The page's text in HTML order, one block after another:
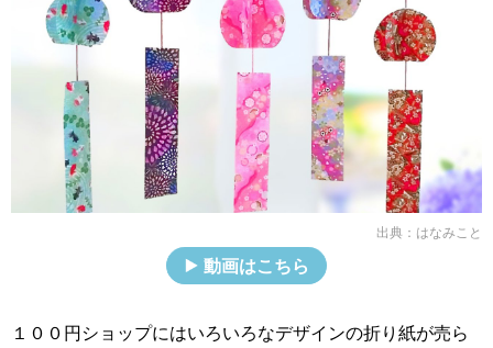
出典： はなみこと
動画はこちら
１００円ショップにはいろいろなデザインの折り紙が売ら